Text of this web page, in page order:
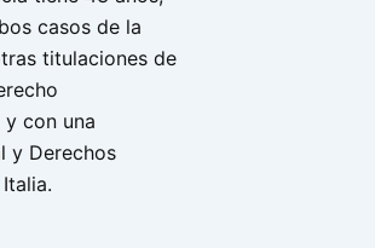
casos de la
titulaciones de
con una
y Derechos